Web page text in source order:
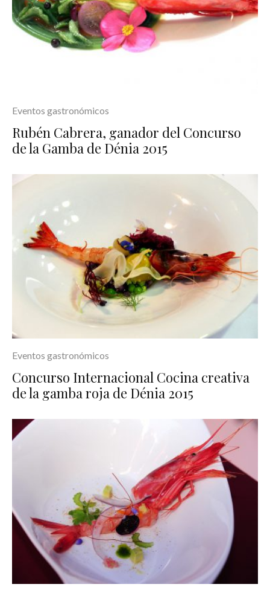
Eventos gastronómicos
Rubén Cabrera, ganador del Concurso
de la Gamba de Dénia 2015
Eventos gastronómicos
Concurso Internacional Cocina creativa
de la gamba roja de Dénia 2015